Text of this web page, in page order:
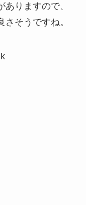
りますので、
そうですね。